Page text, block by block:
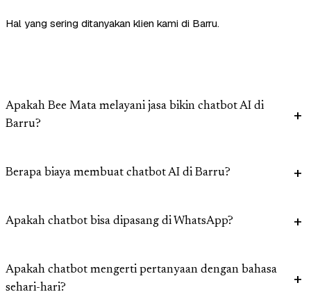
Hal yang sering ditanyakan klien kami di Barru.
Apakah Bee Mata melayani jasa bikin chatbot AI di
Barru?
Berapa biaya membuat chatbot AI di Barru?
Apakah chatbot bisa dipasang di WhatsApp?
Apakah chatbot mengerti pertanyaan dengan bahasa
sehari-hari?